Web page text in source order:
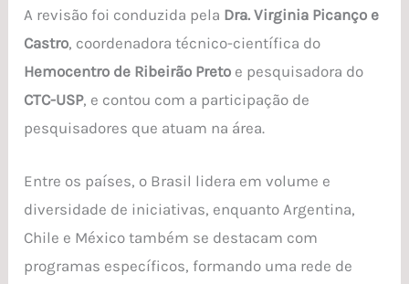
A revisão foi conduzida pela Dra. Virginia Picanço e
Castro, coordenadora técnico-científica do
Hemocentro de Ribeirão Preto e pesquisadora do
CTC-USP, e contou com a participação de
pesquisadores que atuam na área.
Entre os países, o Brasil lidera em volume e
diversidade de iniciativas, enquanto Argentina,
Chile e México também se destacam com
programas específicos, formando uma rede de